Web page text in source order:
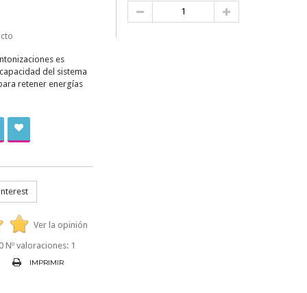
es
del sistema
retener energías
Ver la opinión
Nº valoraciones: 1
IMPRIMIR